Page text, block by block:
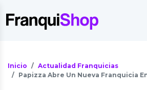
Inicio
Actualidad Franquicias
Papizza Abre Un Nueva Franquicia